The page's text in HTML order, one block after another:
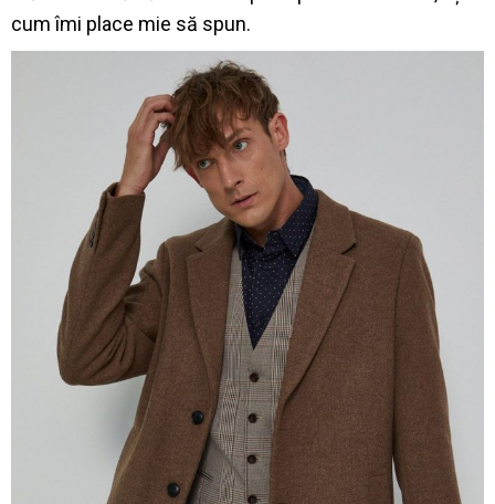
cum îmi place mie să spun.